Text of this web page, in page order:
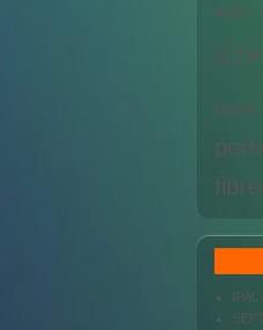
tenk
STP
biotek